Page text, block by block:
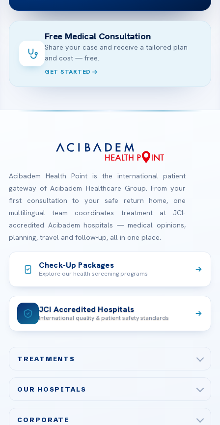
Free Medical Consultation
Share your case and receive a tailored plan
and cost — free.
GET STARTED
Acibadem Health Point is the international patient
gateway of Acibadem Healthcare Group. From your
first consultation to your safe return home, one
multilingual team coordinates treatment at JCI-
accredited Acibadem hospitals — medical opinions,
planning, travel and follow-up, all in one place.
Check-Up Packages
Explore our health screening programs
JCI Accredited Hospitals
International quality & patient safety standards
TREATMENTS
Bariatric & Metabolic Surgery
OUR HOSPITALS
CORPORATE